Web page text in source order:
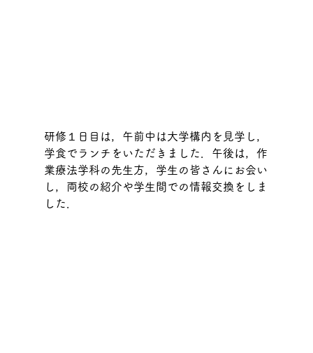
研修１日目は，午前中は大学構内を見学し，
学食でランチをいただきました．午後は，作
業療法学科の先生方，学生の皆さんにお会い
し，両校の紹介や学生間での情報交換をしま
した．